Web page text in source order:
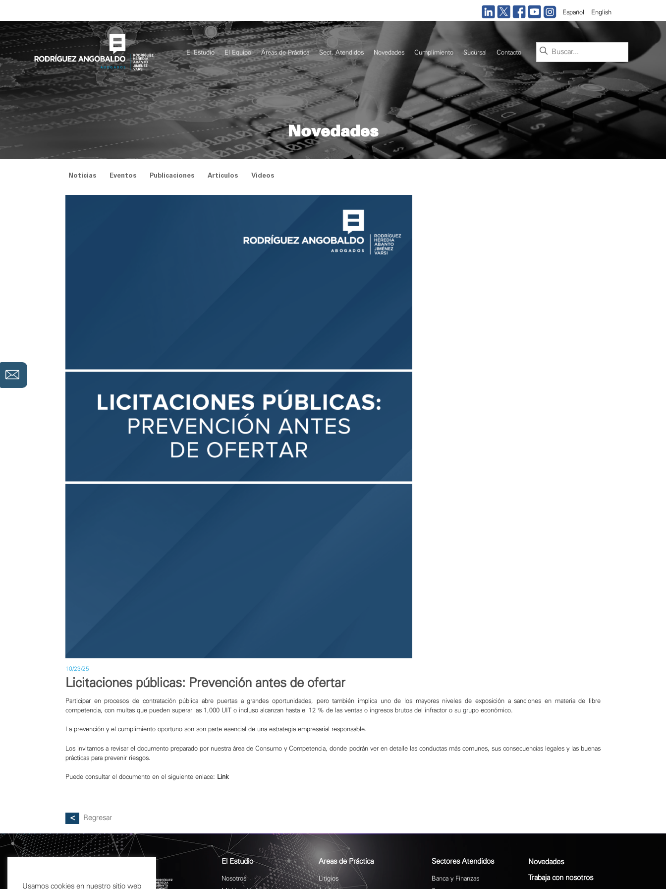
contenido
Español English
El Estudio El Equipo Áreas de Práctica Sect. Atendidos Novedades Cumplimiento Sucursal Contacto Buscar:
Novedades
Noticias Eventos Publicaciones Articulos Videos
10/23/25
Licitaciones públicas: Prevención antes de ofertar
Participar en procesos de contratación pública abre puertas a grandes oportunidades, pero también implica uno de los mayores niveles de exposición a sanciones en materia de libre
competencia, con multas que pueden superar las 1,000 UIT o incluso alcanzan hasta el 12 % de las ventas o ingresos brutos del infractor o su grupo económico.
La prevención y el cumplimiento oportuno son son parte esencial de una estrategia empresarial responsable.
Los invitamos a revisar el documento preparado por nuestra área de Consumo y Competencia, donde podrán ver en detalle las conductas más comunes, sus consecuencias legales y las buenas
prácticas para prevenir riesgos.
Puede consultar el documento en el siguiente enlace: Link
Regresar
El Estudio
Nosotros
Areas de Práctica
Litigios
Sectores Atendidos
Banca y Finanzas
Novedades
Trabaja con nosotros
Usamos cookies en nuestro sitio web